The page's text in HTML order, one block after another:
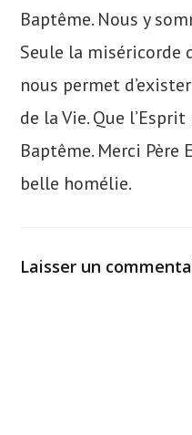
Baptême. Nous y
Seule la miséricorde
nous permet
de la Vie. Que
Baptême. Merci
belle homélie.
Laisser un